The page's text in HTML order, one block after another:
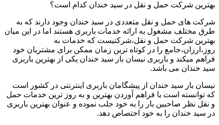
بهترین شرکت حمل و نقل در سید خندان کدام است؟
شرکت های حمل و نقل متعددی در سید خندان وجود دارند که به
طرق مختلف مشغول به ارائه خدمات باربری هستند اما در این میان
بهترین شرکت حمل و نقل،شرکتیست که خدمات به
روز،ارزان،جامع را در کوتاه ترین زمان ممکن برای مشتریان خود
فراهم میکند و باربری نیسان بار سید خندان یکی از بهترین باربری
سید خندان می باشد.
نیسان بار سید خندان از پیشگامان باربری اینترنتی در کشور است
که توانسته است با فراهم آوردن بهترین و به روز ترین خدمات حمل
و نقل نظر صاحبین بار را به خود جلب نموده و عنوان بهترین باربری
در سید خندان را به خود اختصاص دهد.